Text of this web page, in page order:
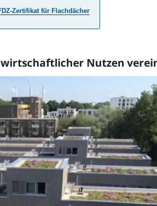
Zertifikat für Flachdächer
wirtschaftlicher Nutzen